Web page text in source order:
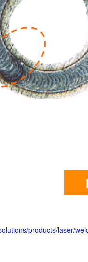
products/laser/